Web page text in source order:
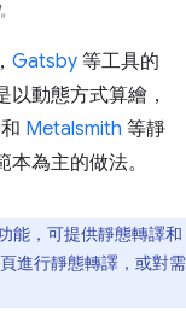
Gatsby 等工具的
動態方式算繪，
和 Metalsmith 等靜
為主的做法。
能，可提供靜態轉譯和
進行靜態轉譯，或對需